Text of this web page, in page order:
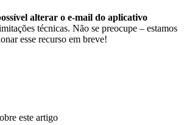
alterar o e-mail do aplicativo
técnicas. Não se preocupe – estamos
esse recurso em breve!
este artigo